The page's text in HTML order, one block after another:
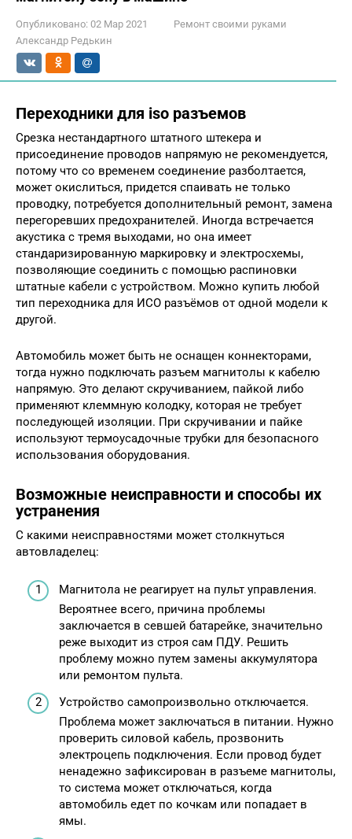
Опубликовано: 02 Мар 2021
Ремонт своими руками
Александр Редькин
Переходники для iso разъемов
Срезка нестандартного штатного штекера и
присоединение проводов напрямую не рекомендуется,
потому что со временем соединение разболтается,
может окислиться, придется спаивать не только
проводку, потребуется дополнительный ремонт, замена
перегоревших предохранителей. Иногда встречается
акустика с тремя выходами, но она имеет
стандаризированную маркировку и электросхемы,
позволяющие соединить с помощью распиновки
штатные кабели с устройством. Можно купить любой
тип переходника для ИСО разъёмов от одной модели к
другой.
Автомобиль может быть не оснащен коннекторами,
тогда нужно подключать разъем магнитолы к кабелю
напрямую. Это делают скручиванием, пайкой либо
применяют клеммную колодку, которая не требует
последующей изоляции. При скручивании и пайке
используют термоусадочные трубки для безопасного
использования оборудования.
Возможные неисправности и способы их
устранения
С какими неисправностями может столкнуться
автовладелец:
Магнитола не реагирует на пульт управления.
Вероятнее всего, причина проблемы
заключается в севшей батарейке, значительно
реже выходит из строя сам ПДУ. Решить
проблему можно путем замены аккумулятора
или ремонтом пульта.
Устройство самопроизвольно отключается.
Проблема может заключаться в питании. Нужно
проверить силовой кабель, прозвонить
электроцепь подключения. Если провод будет
ненадежно зафиксирован в разъеме магнитолы,
то система может отключаться, когда
автомобиль едет по кочкам или попадает в
ямы.